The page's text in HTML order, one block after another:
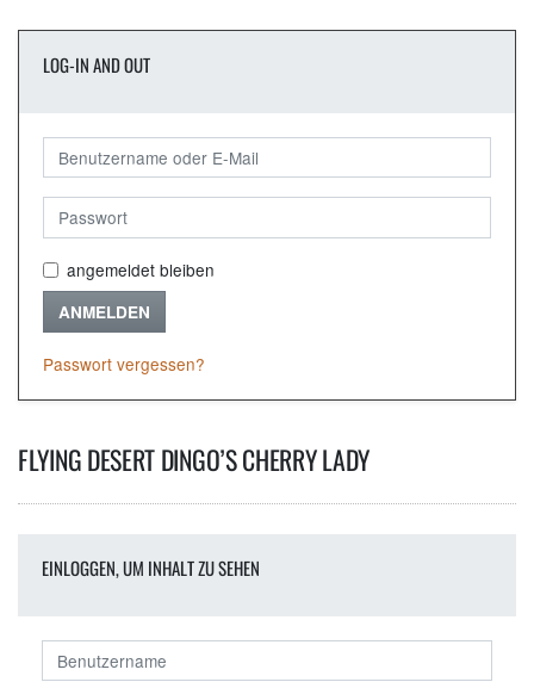
LOG-IN AND OUT
angemeldet bleiben
ANMELDEN
Passwort vergessen?
FLYING DESERT DINGO’S CHERRY LADY
EINLOGGEN, UM INHALT ZU SEHEN